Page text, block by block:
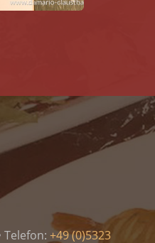
Telefon:+49 (0)5323